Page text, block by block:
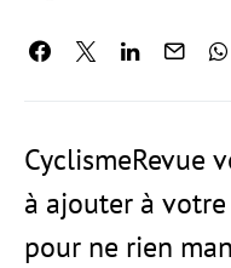
CyclismeRevue
à ajouter à
pour ne rien